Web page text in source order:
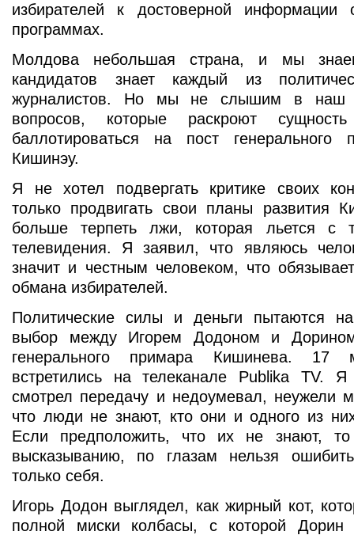
избирателей к достоверной
программах.
Молдова небольшая страна, и мы
кандидатов знает каждый из
журналистов. Но мы не слышим в наш
вопросов, которые раскроют
баллотироваться на пост генерального
Кишинэу.
Я не хотел подвергать критике своих
только продвигать свои планы развития
больше терпеть лжи, которая льется с
телевидения. Я заявил, что являюсь
значит и честным человеком, что
обмана избирателей.
Политические силы и деньги пытаются
выбор между Игорем Додоном и
генерального примара Кишинева.
встретились на телеканале Publika TV. Я
смотрел передачу и недоумевал, неужели
что люди не знают, кто они и одного из
Если предположить, что их не знают,
высказыванию, по глазам нельзя
только себя.
Игорь Додон выглядел, как жирный кот,
полной миски колбасы, с которой Дорин